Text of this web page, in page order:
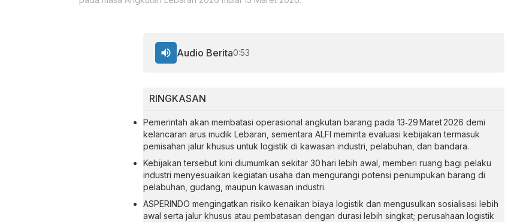
RINGKASAN
Pemerintah akan membatasi operasional angkutan barang pada 13‑29 Maret 2026 demi
kelancaran arus mudik Lebaran, sementara ALFI meminta evaluasi kebijakan termasuk
pemisahan jalur khusus untuk logistik di kawasan industri, pelabuhan, dan bandara.
Kebijakan tersebut kini diumumkan sekitar 30 hari lebih awal, memberi ruang bagi pelaku
industri menyesuaikan kegiatan usaha dan mengurangi potensi penumpukan barang di
pelabuhan, gudang, maupun kawasan industri.
ASPERINDO mengingatkan risiko kenaikan biaya logistik dan mengusulkan sosialisasi lebih
awal serta jalur khusus atau pembatasan dengan durasi lebih singkat; perusahaan logistik
Audio Berita0:53